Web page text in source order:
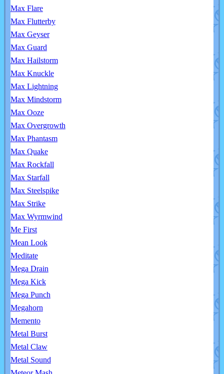
Max Flare
Max Flutterby
Max Geyser
Max Guard
Max Hailstorm
Max Knuckle
Max Lightning
Max Mindstorm
Max Ooze
Max Overgrowth
Max Phantasm
Max Quake
Max Rockfall
Max Starfall
Max Steelspike
Max Strike
Max Wyrmwind
Me First
Mean Look
Meditate
Mega Drain
Mega Kick
Mega Punch
Megahorn
Memento
Metal Burst
Metal Claw
Metal Sound